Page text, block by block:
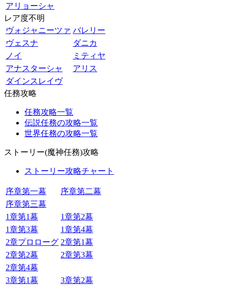
アリョーシャ
レア度不明
ヴォジャニーツァ バレリー
ヴェスナ
ダニカ
ノイ
ミティヤ
アナスターシャ
アリス
ダインスレイヴ
任務攻略
任務攻略一覧
伝説任務の攻略一覧
世界任務の攻略一覧
ストーリー(魔神任務)攻略
ストーリー攻略チャート
序章第一幕
序章第二幕
序章第三幕
1章第1幕
1章第2幕
1章第3幕
1章第4幕
2章プロローグ 2章第1幕
2章第2幕
2章第3幕
2章第4幕
3章第1幕
3章第2幕